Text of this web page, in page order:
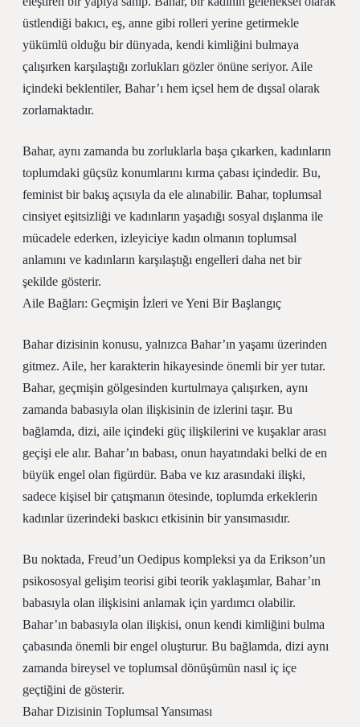
üstlendiği bakıcı, eş, anne gibi rolleri yerine getirmekle
yükümlü olduğu bir dünyada, kendi kimliğini bulmaya
çalışırken karşılaştığı zorlukları gözler önüne seriyor. Aile
içindeki beklentiler, Bahar’ı hem içsel hem de dışsal olarak
zorlamaktadır.
Bahar, aynı zamanda bu zorluklarla başa çıkarken, kadınların
toplumdaki güçsüz konumlarını kırma çabası içindedir. Bu,
feminist bir bakış açısıyla da ele alınabilir. Bahar, toplumsal
cinsiyet eşitsizliği ve kadınların yaşadığı sosyal dışlanma ile
mücadele ederken, izleyiciye kadın olmanın toplumsal
anlamını ve kadınların karşılaştığı engelleri daha net bir
şekilde gösterir.
Aile Bağları: Geçmişin İzleri ve Yeni Bir Başlangıç
Bahar dizisinin konusu, yalnızca Bahar’ın yaşamı üzerinden
gitmez. Aile, her karakterin hikayesinde önemli bir yer tutar.
Bahar, geçmişin gölgesinden kurtulmaya çalışırken, aynı
zamanda babasıyla olan ilişkisinin de izlerini taşır. Bu
bağlamda, dizi, aile içindeki güç ilişkilerini ve kuşaklar arası
geçişi ele alır. Bahar’ın babası, onun hayatındaki belki de en
büyük engel olan figürdür. Baba ve kız arasındaki ilişki,
sadece kişisel bir çatışmanın ötesinde, toplumda erkeklerin
kadınlar üzerindeki baskıcı etkisinin bir yansımasıdır.
Bu noktada, Freud’un Oedipus kompleksi ya da Erikson’un
psikososyal gelişim teorisi gibi teorik yaklaşımlar, Bahar’ın
babasıyla olan ilişkisini anlamak için yardımcı olabilir.
Bahar’ın babasıyla olan ilişkisi, onun kendi kimliğini bulma
çabasında önemli bir engel oluşturur. Bu bağlamda, dizi aynı
zamanda bireysel ve toplumsal dönüşümün nasıl iç içe
geçtiğini de gösterir.
Bahar Dizisinin Toplumsal Yansıması